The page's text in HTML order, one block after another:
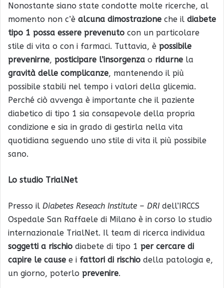
Nonostante siano state condotte molte ricerche, al
momento non c’è alcuna dimostrazione che il diabete
tipo 1 possa essere prevenuto con un particolare
stile di vita o con i farmaci. Tuttavia, è possibile
prevenirne, posticipare l’insorgenza o ridurne la
gravità delle complicanze, mantenendo il più
possibile stabili nel tempo i valori della glicemia.
Perché ciò avvenga è importante che il paziente
diabetico di tipo 1 sia consapevole della propria
condizione e sia in grado di gestirla nella vita
quotidiana seguendo uno stile di vita il più possibile
sano.
Lo studio TrialNet
Presso il Diabetes Reseach Institute – DRI dell’IRCCS
Ospedale San Raffaele di Milano è in corso lo studio
internazionale TrialNet. Il team di ricerca individua
soggetti a rischio diabete di tipo 1 per cercare di
capire le cause e i fattori di rischio della patologia e,
un giorno, poterlo prevenire.